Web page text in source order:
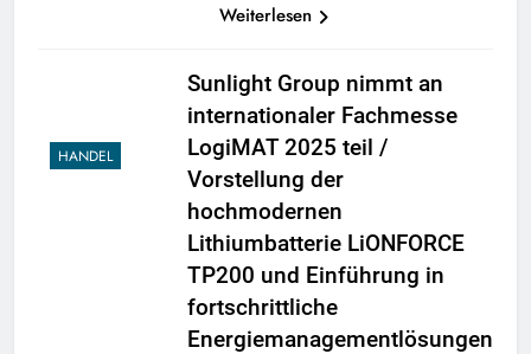
Weiterlesen
HANDEL
Sunlight Group nimmt an
internationaler Fachmesse
LogiMAT 2025 teil /
Vorstellung der
hochmodernen
Lithiumbatterie LiONFORCE
TP200 und Einführung in
fortschrittliche
Energiemanagementlösungen